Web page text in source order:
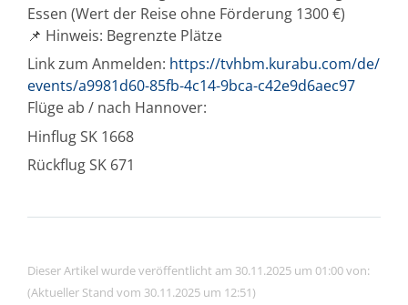
Essen (Wert der Reise ohne Förderung 1300 €)
📌 Hinweis: Begrenzte Plätze
Link zum Anmelden: https://tvhbm.kurabu.com/de/
events/a9981d60-85fb-4c14-9bca-c42e9d6aec97
Flüge ab / nach Hannover:
Hinflug SK 1668
Rückflug SK 671
Dieser Artikel wurde veröffentlicht am 30.11.2025 um 01:00 von:
(Aktueller Stand vom 30.11.2025 um 12:51)